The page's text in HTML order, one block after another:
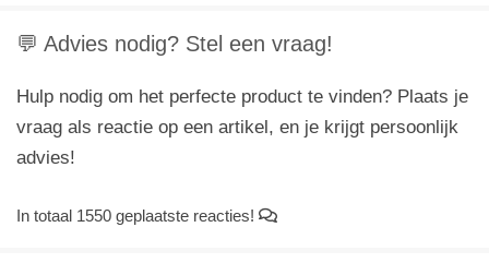
💬 Advies nodig? Stel een vraag!
Hulp nodig om het perfecte product te vinden? Plaats je
vraag als reactie op een artikel, en je krijgt persoonlijk
advies!
In totaal 1550 geplaatste reacties!